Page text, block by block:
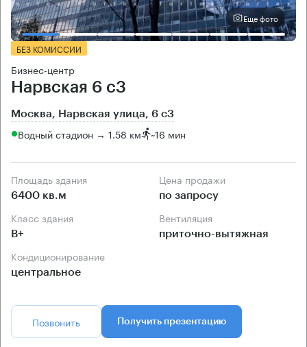
Еще фото
БЕЗ КОМИССИИ
Бизнес-центр
Нарвская 6 с3
Москва, Нарвская улица, 6 с3
Водный стадион → 1.58 км ~16 мин
Площадь здания
6400 кв.м
Цена продажи
по запросу
Класс здания
B+
Вентиляция
приточно-вытяжная
Кондиционирование
центральное
Позвонить Получить презентацию